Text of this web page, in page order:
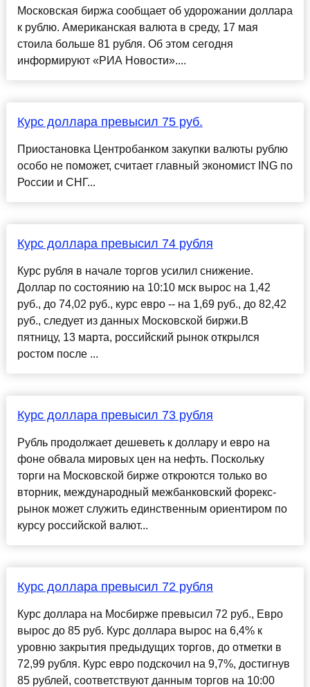
Московская биржа сообщает об удорожании доллара
к рублю. Американская валюта в среду, 17 мая
стоила больше 81 рубля. Об этом сегодня
информируют «РИА Новости»....
Курс доллара превысил 75 руб.
Приостановка Центробанком закупки валюты рублю
особо не поможет, считает главный экономист ING по
России и СНГ...
Курс доллара превысил 74 рубля
Курс рубля в начале торгов усилил снижение.
Доллар по состоянию на 10:10 мск вырос на 1,42
руб., до 74,02 руб., курс евро -- на 1,69 руб., до 82,42
руб., следует из данных Московской биржи.В
пятницу, 13 марта, российский рынок открылся
ростом после ...
Курс доллара превысил 73 рубля
Рубль продолжает дешеветь к доллару и евро на
фоне обвала мировых цен на нефть. Поскольку
торги на Московской бирже откроются только во
вторник, международный межбанковский форекс-
рынок может служить единственным ориентиром по
курсу российской валют...
Курс доллара превысил 72 рубля
Курс доллара на Мосбирже превысил 72 руб., Евро
вырос до 85 руб. Курс доллара вырос на 6,4% к
уровню закрытия предыдущих торгов, до отметки в
72,99 рубля. Курс евро подскочил на 9,7%, достигнув
85 рублей, соответствуют данным торгов на 10:00